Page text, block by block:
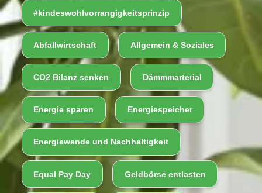
r
#kindeswohlvorrangigkeitsprinzip
Abfallwirtschaft Allgemein & Soziales
CO2 Bilanz senken Dämmmarterial
Energie sparen Energiespeicher
Energiewende und Nachhaltigkeit
Equal Pay Day Geldbörse entlasten